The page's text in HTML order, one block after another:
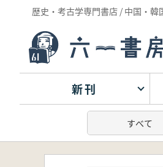
歴史・考古学専門書店 / 中国・
新刊